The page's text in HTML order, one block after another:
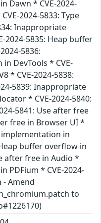
Dawn * CVE-2024-
2024-5833: Type
Inappropriate
2024-5835: Heap buffer
5836:
DevTools * CVE-
* CVE-2024-5838:
5839: Inappropriate
* CVE-2024-5840:
5841: Use after free
free in Browser UI *
implementation in
buffer overflow in
after free in Audio *
PDFium * CVE-2024-
- Amend
to